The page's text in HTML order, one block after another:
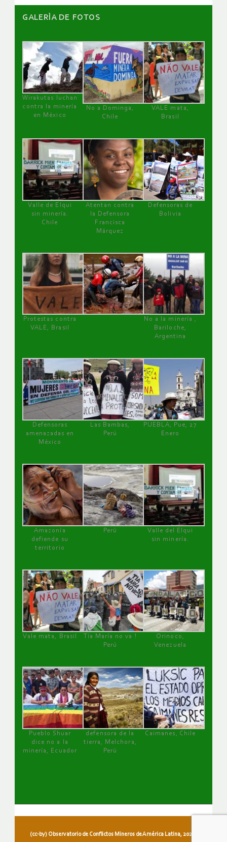
GALERÌA DE FOTOS
Wirakutas luchan
contra la minería
en México
No a Dominga,
Chile
VALE mata,
Brasil
Valle de Elqui
sin minería.
Chile
Atentan contra
la Defensora
Francisca
Márquez
Defensoras de
Bolivia
Protestas contra
VALE, Brasil
No a la minería ,
Bariloche,
Argentina
Defensoras
amenazadas en
México
Las Bambas,
Perú
PUEBLA, Pue, 27
Enero
Amazonía
defiende su
territorio
Perú
Valle del Elqui
sin minería.
Vale mata, Brasil
Tía María no va !
Perú
Orinoco,
Venezuela
Pueblo Shuar
dice no a la
minería, Ecuador
defensora de la
tierra, Melchora,
Perú
Caimanes, Chile
(cc-by) Observatorio de Conflictos Mineros de América Latina, 2026